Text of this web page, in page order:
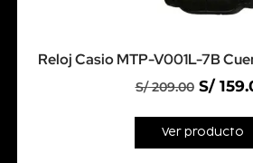
Reloj Casio MTP-V001L-7B
S/209.00 S/
Ver producto